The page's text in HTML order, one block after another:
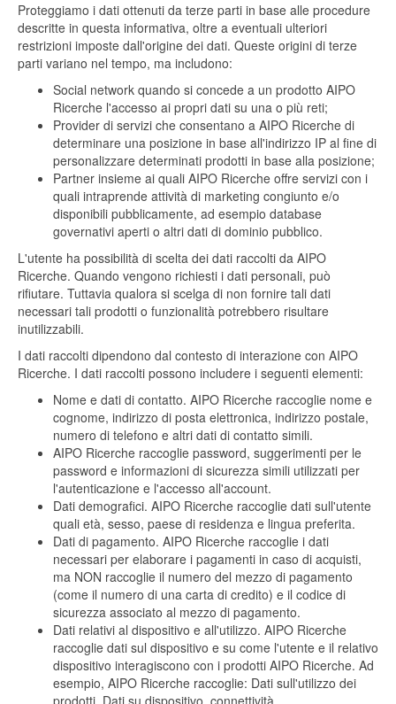
Proteggiamo i dati ottenuti da terze parti in base alle procedure
descritte in questa informativa, oltre a eventuali ulteriori
restrizioni imposte dall'origine dei dati. Queste origini di terze
parti variano nel tempo, ma includono:
Social network quando si concede a un prodotto AIPO
Ricerche l'accesso ai propri dati su una o più reti;
Provider di servizi che consentano a AIPO Ricerche di
determinare una posizione in base all'indirizzo IP al fine di
personalizzare determinati prodotti in base alla posizione;
Partner insieme ai quali AIPO Ricerche offre servizi con i
quali intraprende attività di marketing congiunto e/o
disponibili pubblicamente, ad esempio database
governativi aperti o altri dati di dominio pubblico.
L'utente ha possibilità di scelta dei dati raccolti da AIPO
Ricerche. Quando vengono richiesti i dati personali, può
rifiutare. Tuttavia qualora si scelga di non fornire tali dati
necessari tali prodotti o funzionalità potrebbero risultare
inutilizzabili.
I dati raccolti dipendono dal contesto di interazione con AIPO
Ricerche. I dati raccolti possono includere i seguenti elementi:
Nome e dati di contatto. AIPO Ricerche raccoglie nome e
cognome, indirizzo di posta elettronica, indirizzo postale,
numero di telefono e altri dati di contatto simili.
AIPO Ricerche raccoglie password, suggerimenti per le
password e informazioni di sicurezza simili utilizzati per
l'autenticazione e l'accesso all'account.
Dati demografici. AIPO Ricerche raccoglie dati sull'utente
quali età, sesso, paese di residenza e lingua preferita.
Dati di pagamento. AIPO Ricerche raccoglie i dati
necessari per elaborare i pagamenti in caso di acquisti,
ma NON raccoglie il numero del mezzo di pagamento
(come il numero di una carta di credito) e il codice di
sicurezza associato al mezzo di pagamento.
Dati relativi al dispositivo e all'utilizzo. AIPO Ricerche
raccoglie dati sul dispositivo e su come l'utente e il relativo
dispositivo interagiscono con i prodotti AIPO Ricerche. Ad
esempio, AIPO Ricerche raccoglie: Dati sull'utilizzo dei